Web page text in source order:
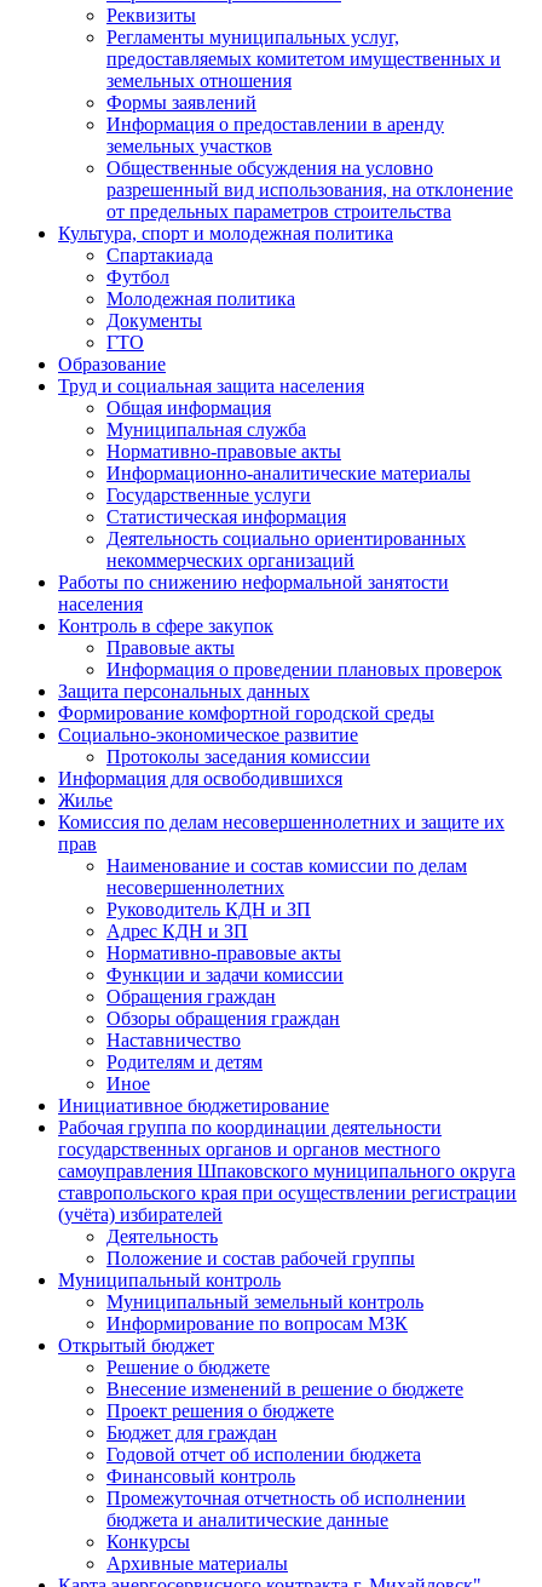
Реквизиты
Регламенты муниципальных услуг,
предоставляемых комитетом имущественных и
земельных отношения
Формы заявлений
Информация о предоставлении в аренду
земельных участков
Общественные обсуждения на условно
разрешенный вид использования, на отклонение
от предельных параметров строительства
Культура, спорт и молодежная политика
Спартакиада
Футбол
Молодежная политика
Документы
ГТО
Образование
Труд и социальная защита населения
Общая информация
Муниципальная служба
Нормативно-правовые акты
Информационно-аналитические материалы
Государственные услуги
Статистическая информация
Деятельность социально ориентированных
некоммерческих организаций
Работы по снижению неформальной занятости
населения
Контроль в сфере закупок
Правовые акты
Информация о проведении плановых проверок
Защита персональных данных
Формирование комфортной городской среды
Социально-экономическое развитие
Протоколы заседания комиссии
Информация для освободившихся
Жилье
Комиссия по делам несовершеннолетних и защите их
прав
Наименование и состав комиссии по делам
несовершеннолетних
Руководитель КДН и ЗП
Адрес КДН и ЗП
Нормативно-правовые акты
Функции и задачи комиссии
Обращения граждан
Обзоры обращения граждан
Наставничество
Родителям и детям
Иное
Инициативное бюджетирование
Рабочая группа по координации деятельности
государственных органов и органов местного
самоуправления Шпаковского муниципального округа
ставропольского края при осуществлении регистрации
(учёта) избирателей
Деятельность
Положение и состав рабочей группы
Муниципальный контроль
Муниципальный земельный контроль
Информирование по вопросам МЗК
Открытый бюджет
Решение о бюджете
Внесение изменений в решение о бюджете
Проект решения о бюджете
Бюджет для граждан
Годовой отчет об исполении бюджета
Финансовый контроль
Промежуточная отчетность об исполнении
бюджета и аналитические данные
Конкурсы
Архивные материалы